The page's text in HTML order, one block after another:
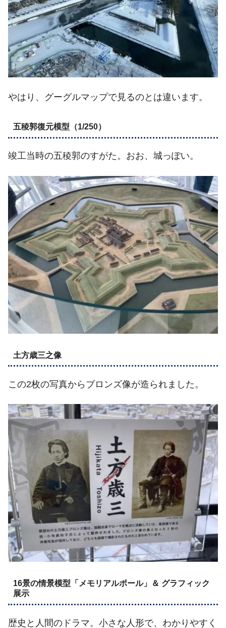
やはり、グーグルマップで見るのとは違います。
五稜郭復元模型（1/250）
竣工当時の五稜郭のすがた。おお、城っぽい。
土方歳三之像
この2枚の写真からブロンズ像が造られました。
16景の情景模型「メモリアルポール」＆ グラフィック
展示
歴史と人間のドラマ。小さな人形で、わかりやすく